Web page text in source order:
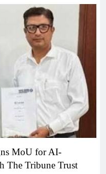
MoU for AI-
The Tribune Trust